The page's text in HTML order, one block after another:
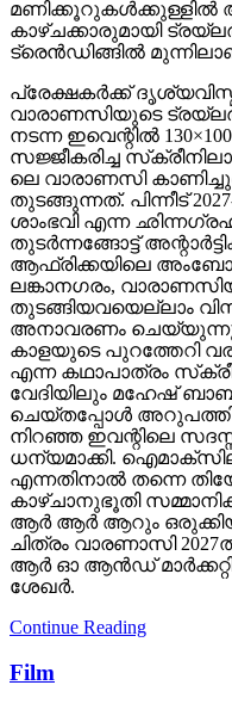
മണിക്കൂറുകൾക്കുള്ളിൽ
കാഴ്ചക്കാരുമായി
ട്രെൻഡിങ്ങിൽ
പ്രേക്ഷകർക്ക്
വാരാണസിയുടെ ട്രയ്ലർ
നടന്ന ഇവെന്റിൽ
സജ്ജീകരിച്ച
ലെ വാരാണസി
തുടങ്ങുന്നത്. പിന്നീട്
ശാംഭവി എന്ന
തുടര്‍ന്നങ്ങോട്ട്
ആഫ്രിക്കയിലെ
ലങ്കാനഗരം,
തുടങ്ങിയവയെല്ലാം
അനാവരണം
കാളയുടെ പുറത്തേറി
എന്ന കഥാപാത്രം
വേദിയിലും മഹേഷ്
ചെയ്തപ്പോൾ
നിറഞ്ഞ ഇവന്റിലെ
ധന്യമാക്കി.
എന്നതിനാല്‍ തന്നെ
കാഴ്ചാനുഭൂതി
ആർ ആർ ആറും
ചിത്രം വാരണാസി
ആർ ഓ ആൻഡ്
ശേഖർ.
Continue Reading
Film